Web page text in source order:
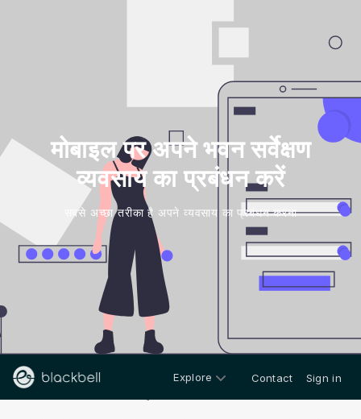
मोबाइल पर अपने भवन सर्वेक्षण
व्यवसाय का प्रबंधन करें
सबसे अच्छा तरीका है अपने व्यवसाय का प्रबंधन करना
Explore Contact Sign in